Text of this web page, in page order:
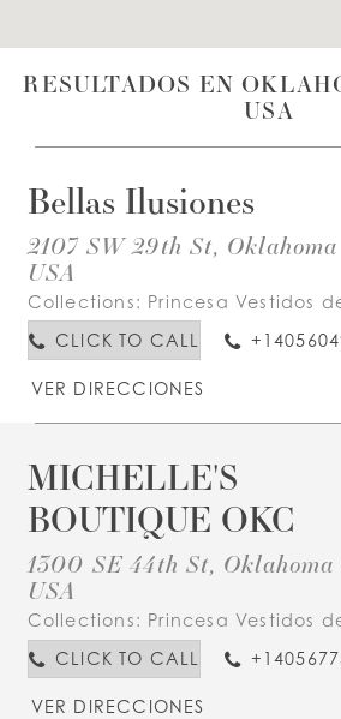
RESULTADOS EN
USA
Bellas Ilusiones
2107 SW 29th St,
USA
Collections: Princesa Vestidos
CLICK TO CALL
VER DIRECCIONES
MICHELLE'S
BOUTIQUE OKC
1300 SE 44th St, Oklahoma
USA
Collections: Princesa Vestidos
CLICK TO CALL
VER DIRECCIONES